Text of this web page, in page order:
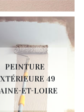
PEINTURE
49
ET-LOIRE